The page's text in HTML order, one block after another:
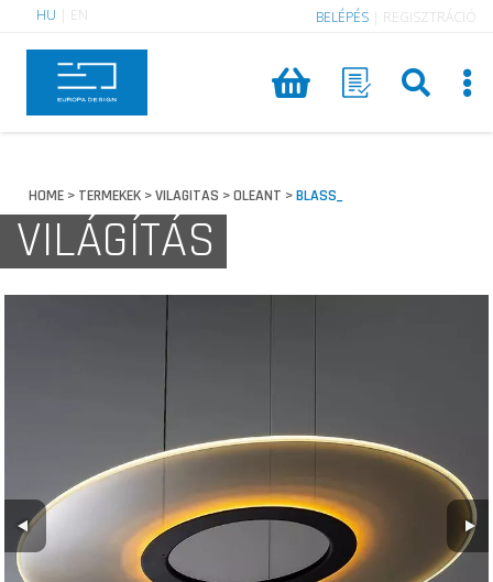
HU EN BELÉPÉS REGISZTRÁCIÓ
HOME > TERMEKEK >VILAGITAS >OLEANT >BLASS_
VILÁGÍTÁS